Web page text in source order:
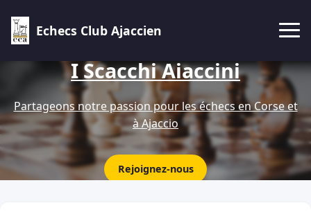
Echecs Club Ajaccien
I Scacchi Aiaccini
Partageons notre passion pour les échecs en Corse et
à Ajaccio
Rejoignez-nous